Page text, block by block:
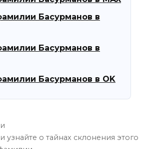
Басурманов в
Басурманов в
Басурманов в OK
узнайте о тайнах склонения